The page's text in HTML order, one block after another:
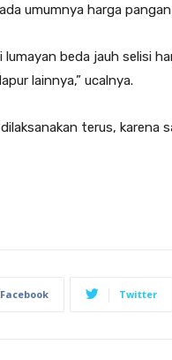
umumnya harga pangan
lumayan beda jauh selisi
lainnya,” ucalnya.
terus,
Facebook Twitter